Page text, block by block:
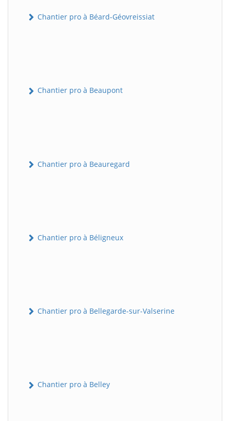
Chantier pro à Béard-Géovreissiat
Chantier pro à Beaupont
Chantier pro à Beauregard
Chantier pro à Béligneux
Chantier pro à Bellegarde-sur-Valserine
Chantier pro à Belley